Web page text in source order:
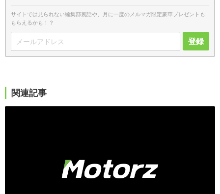
サイトでは見られない編集部裏話や、月に一度のメルマガ限定豪華プレゼントも
もらえるかも！？
登録
関連記事